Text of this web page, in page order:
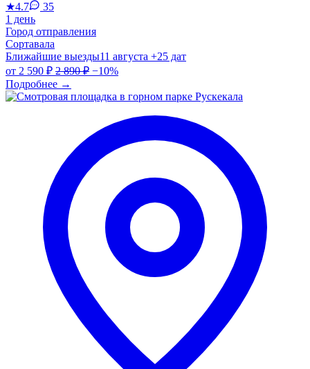
★4.7
35
1 день
Город отправления
Сортавала
Ближайшие выезды11 августа +25 дат
от 2 590 ₽ 2 890 ₽ −10%
Подробнее →